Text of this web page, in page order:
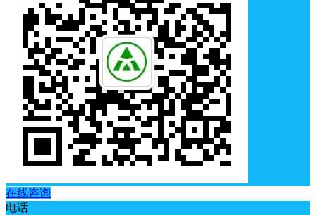
在线咨询
电话